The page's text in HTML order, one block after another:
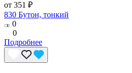
от 351 ₽
830 Бутон, тонкий
0
0
Подробнее